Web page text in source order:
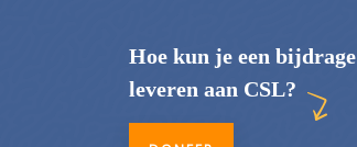
Hoe kun je een bijdrage
leveren aan CSL?